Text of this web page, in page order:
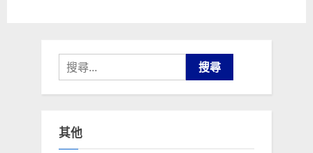
搜
尋
關
字:
其他